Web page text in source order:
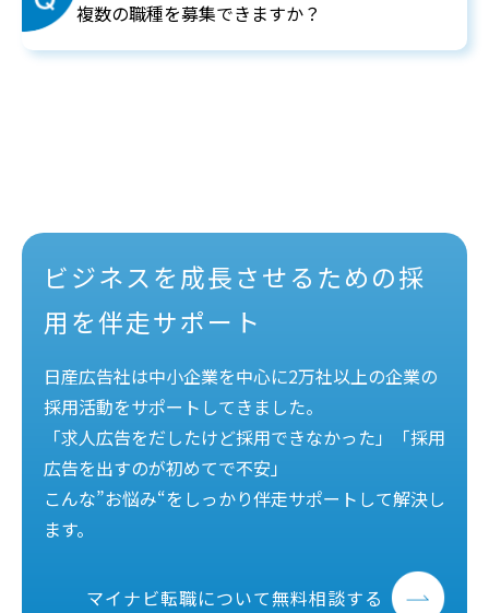
複数の職種を募集できますか？
ビジネスを成長させるための採
用を伴走サポート
日産広告社は中小企業を中心に2万社以上の企業の
採用活動をサポートしてきました。
「求人広告をだしたけど採用できなかった」「採用
広告を出すのが初めてで不安」
こんな”お悩み“をしっかり伴走サポートして解決し
ます。
マイナビ転職について無料相談する